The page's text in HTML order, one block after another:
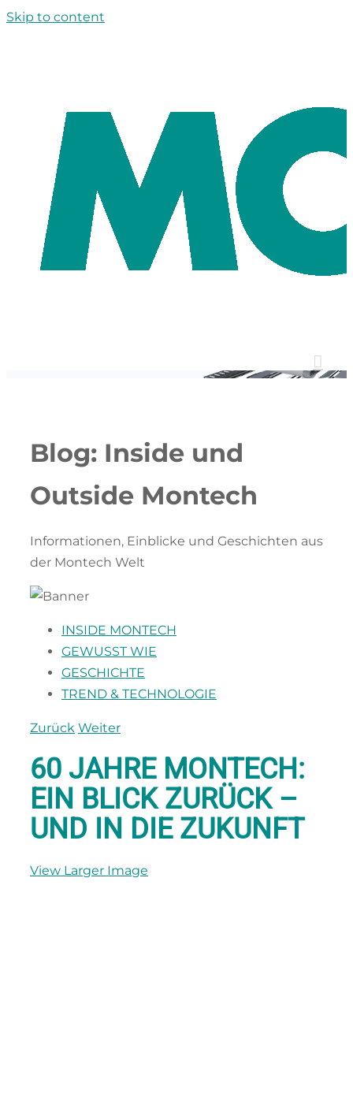
Skip to content
Blog: Inside und
Outside Montech
Informationen, Einblicke und Geschichten aus
der Montech Welt
INSIDE MONTECH
GEWUSST WIE
GESCHICHTE
TREND & TECHNOLOGIE
Zurück Weiter
60 JAHRE MONTECH:
EIN BLICK ZURÜCK –
UND IN DIE ZUKUNFT
View Larger Image